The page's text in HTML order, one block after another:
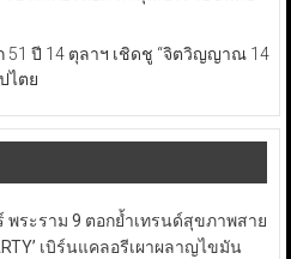
พระราม 9 ตอกย้ำเทรนด์สุขภาพสาย
เบิร์นแคลอรีเผาผลาญไขมัน